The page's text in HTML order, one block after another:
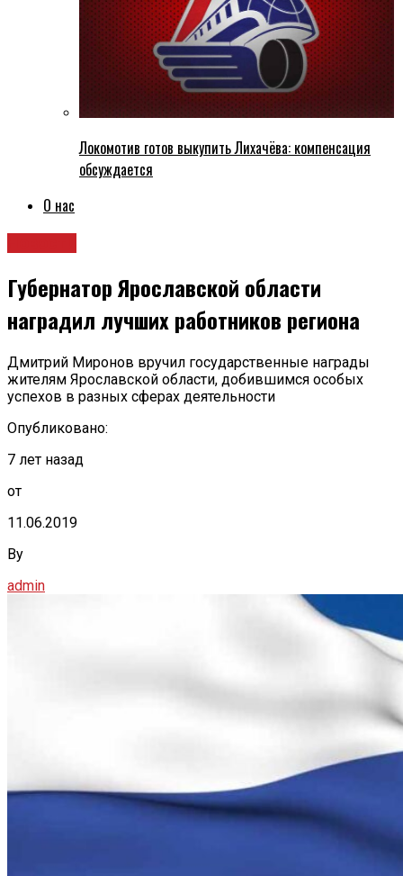
Локомотив готов выкупить Лихачёва: компенсация
обсуждается
О нас
Губернатор Ярославской области
наградил лучших работников региона
Дмитрий Миронов вручил государственные награды
жителям Ярославской области, добившимся особых
успехов в разных сферах деятельности
Опубликовано:
7 лет назад
от
11.06.2019
By
admin